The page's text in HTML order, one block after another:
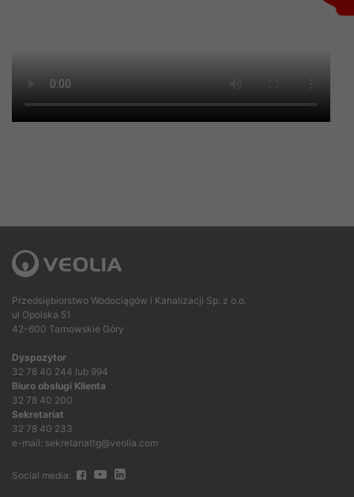
Przedsiębiorstwo Wodociągów i Kanalizacji Sp. z o.o.
ul Opolska 51
42-600 Tarnowskie Góry
Dyspozytor
32 78 40 244 lub 994
Biuro obsługi Klienta
32 78 40 200
Sekretariat
32 78 40 233
e-mail: sekretariattg@veolia.com
Social media: